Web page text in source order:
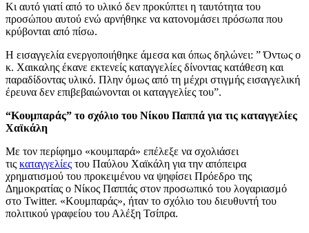
Κι αυτό γιατί από το υλικό δεν προκύπτει η ταυτότητα του
προσώπου αυτού ενώ αρνήθηκε να κατονομάσει πρόσωπα που
κρύβονται από πίσω.
Η εισαγγελία ενεργοποιήθηκε άμεσα και όπως δηλώνει: ” Όντως ο
κ. Χαικαλης έκανε εκτενείς καταγγελίες δίνοντας κατάθεση και
παραδίδοντας υλικό. Πλην όμως από τη μέχρι στιγμής εισαγγελική
έρευνα δεν επιβεβαιώνονται οι καταγγελίες του”.
“Κουμπαράς” το σχόλιο του Νίκου Παππά για τις καταγγελίες
Χαϊκάλη
Με τον περίφημο «κουμπαρά» επέλεξε να σχολιάσει
τις καταγγελίες του Παύλου Χαϊκάλη για την απόπειρα
χρηματισμού του προκειμένου να ψηφίσει Πρόεδρο της
Δημοκρατίας ο Νίκος Παππάς στον προσωπικό του λογαριασμό
στο Twitter. «Κουμπαράς», ήταν το σχόλιο του διευθυντή του
πολιτικού γραφείου του Αλέξη Τσίπρα.